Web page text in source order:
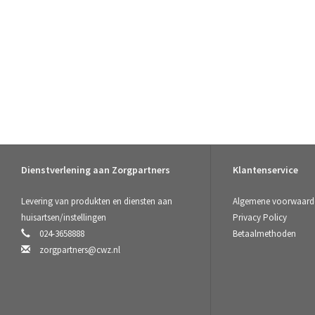
Dienstverlening aan Zorgpartners
Levering van produkten en diensten aan
huisartsen/instellingen
024-3658888
zorgpartners@cwz.nl
Klantenservice
Algemene
Privacy Policy
Betaalmethoden